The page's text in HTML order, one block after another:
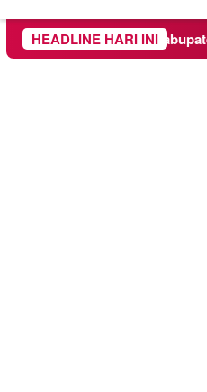
HEADLINE HARI INI
Wilayah Kabupaten Malang,